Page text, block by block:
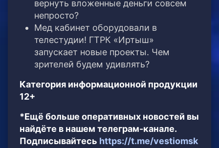
вернуть вложенные деньги совсем
непросто?
Мед кабинет оборудовали в
телестудии! ГТРК «Иртыш»
запускает новые проекты. Чем
зрителей будем удивлять?
Категория информационной продукции
12+
*Ещё больше оперативных новостей вы
найдёте в нашем телеграм-канале.
Подписывайтесь https://t.me/vestiomsk